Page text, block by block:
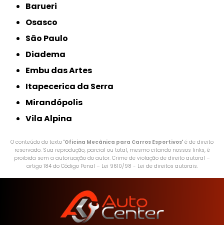
Barueri
Osasco
São Paulo
Diadema
Embu das Artes
Itapecerica da Serra
Mirandópolis
Vila Alpina
O conteúdo do texto "Oficina Mecânica para Carros Esportivos" é de direito
reservado. Sua reprodução, parcial ou total, mesmo citando nossos links, é
proibida sem a autorização do autor. Crime de violação de direito autoral –
artigo 184 do Código Penal – Lei 9610/98 - Lei de direitos autorais.